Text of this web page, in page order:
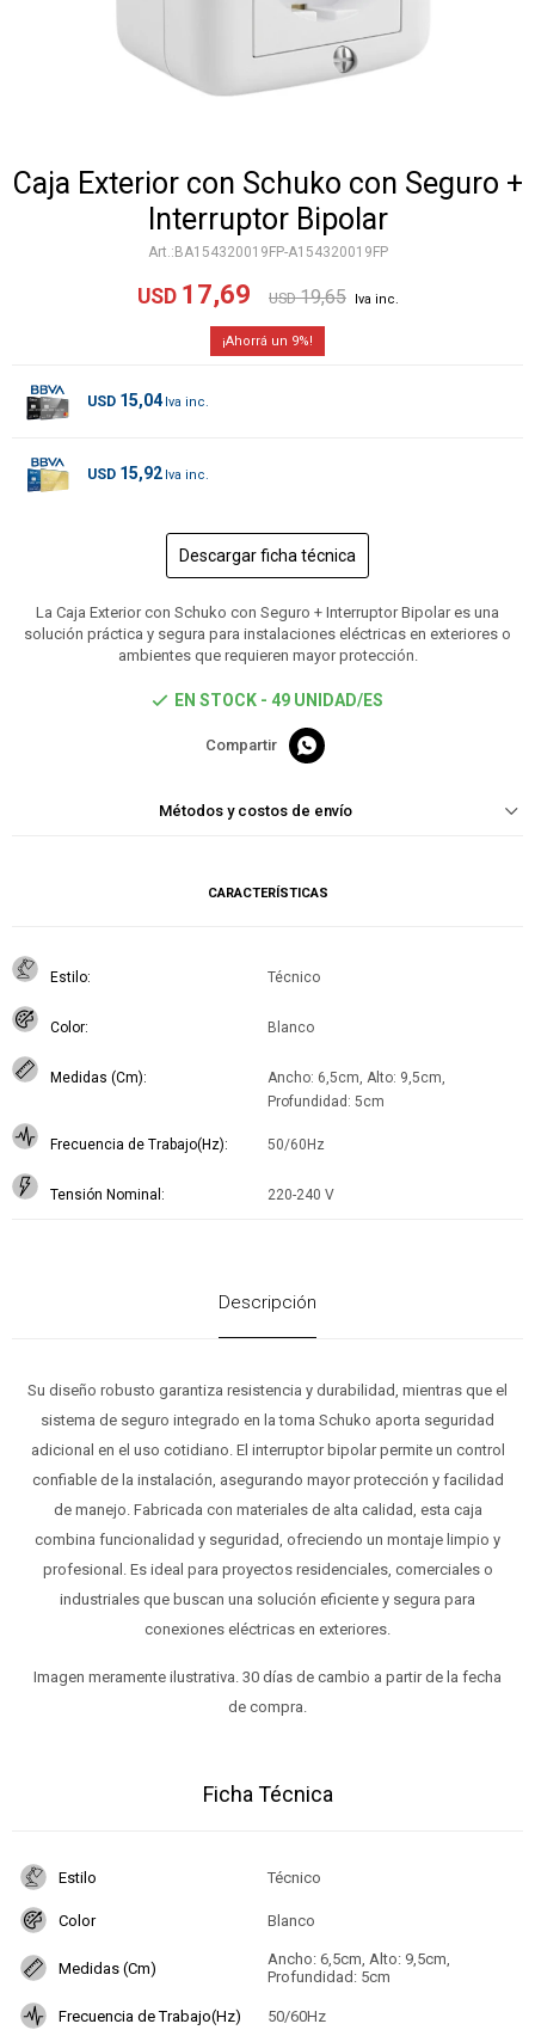
Caja Exterior con Schuko con Seguro +
Interruptor Bipolar
BA154320019FP-A154320019FP
USD 17,69 USD 19,65
9
USD 15,04
USD 15,92
Descargar ficha técnica
La Caja Exterior con Schuko con Seguro + Interruptor Bipolar es una
solución práctica y segura para instalaciones eléctricas en exteriores o
ambientes que requieren mayor protección.
EN STOCK - 49 UNIDAD/ES

Métodos y costos de envío
CARACTERÍSTICAS
Estilo Técnico
Color Blanco
Medidas (Cm)
Ancho: 6,5cm, Alto: 9,5cm,
Profundidad: 5cm
Frecuencia de Trabajo(Hz) 50/60Hz
Tensión Nominal 220-240 V
Descripción
Su diseño robusto garantiza resistencia y durabilidad, mientras que el
sistema de seguro integrado en la toma Schuko aporta seguridad
adicional en el uso cotidiano. El interruptor bipolar permite un control
confiable de la instalación, asegurando mayor protección y facilidad
de manejo. Fabricada con materiales de alta calidad, esta caja
combina funcionalidad y seguridad, ofreciendo un montaje limpio y
profesional. Es ideal para proyectos residenciales, comerciales o
industriales que buscan una solución eficiente y segura para
conexiones eléctricas en exteriores.
Imagen meramente ilustrativa. 30 días de cambio a partir de la fecha
de compra.
Ficha Técnica
Estilo Técnico
Color Blanco
Medidas (Cm)
Ancho: 6,5cm, Alto: 9,5cm,
Profundidad: 5cm
Frecuencia de Trabajo(Hz) 50/60Hz